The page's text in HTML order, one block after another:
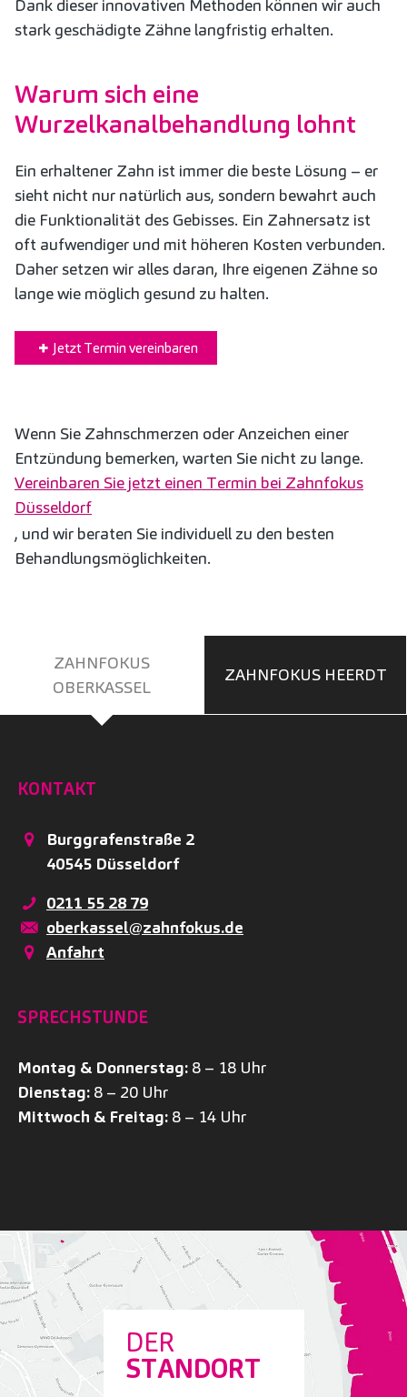
Dank dieser innovativen Methoden können wir auch
stark geschädigte Zähne langfristig erhalten.
Warum sich eine
Wurzelkanalbehandlung lohnt
Ein erhaltener Zahn ist immer die beste Lösung – er
sieht nicht nur natürlich aus, sondern bewahrt auch
die Funktionalität des Gebisses. Ein Zahnersatz ist
oft aufwendiger und mit höheren Kosten verbunden.
Daher setzen wir alles daran, Ihre eigenen Zähne so
lange wie möglich gesund zu halten.
Jetzt Termin vereinbaren
Wenn Sie Zahnschmerzen oder Anzeichen einer
Entzündung bemerken, warten Sie nicht zu lange.
Vereinbaren Sie jetzt einen Termin bei Zahnfokus
Düsseldorf
, und wir beraten Sie individuell zu den besten
Behandlungsmöglichkeiten.
DER
STANDORT
ZAHNFOKUS
OBERKASSEL
ZAHNFOKUS HEERDT
KONTAKT
Burggrafenstraße 2
40545 Düsseldorf
0211 55 28 79
oberkassel@zahnfokus.de
Anfahrt
SPRECHSTUNDE
Montag & Donnerstag: 8 – 18 Uhr
Dienstag: 8 – 20 Uhr
Mittwoch & Freitag: 8 – 14 Uhr